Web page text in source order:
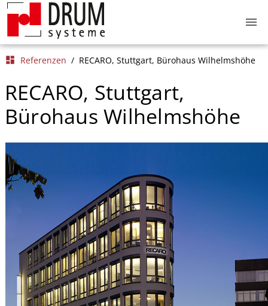
menu
dashboard Referenzen / RECARO, Stuttgart, Bürohaus Wilhelmshöhe
RECARO, Stuttgart,
Bürohaus Wilhelmshöhe